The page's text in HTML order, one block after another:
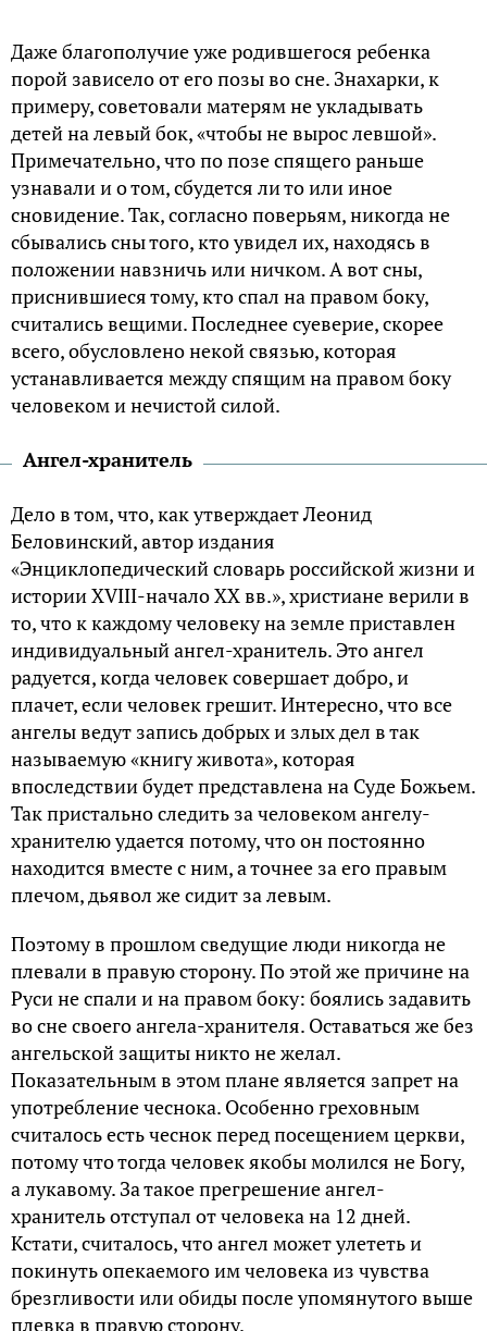
Даже благополучие уже родившегося ребенка
порой зависело от его позы во сне. Знахарки, к
примеру, советовали матерям не укладывать
детей на левый бок, «чтобы не вырос левшой».
Примечательно, что по позе спящего раньше
узнавали и о том, сбудется ли то или иное
сновидение. Так, согласно поверьям, никогда не
сбывались сны того, кто увидел их, находясь в
положении навзничь или ничком. А вот сны,
приснившиеся тому, кто спал на правом боку,
считались вещими. Последнее суеверие, скорее
всего, обусловлено некой связью, которая
устанавливается между спящим на правом боку
человеком и нечистой силой.
Ангел-хранитель
Дело в том, что, как утверждает Леонид
Беловинский, автор издания
«Энциклопедический словарь российской жизни и
истории XVIII-начало XX вв.», христиане верили в
то, что к каждому человеку на земле приставлен
индивидуальный ангел-хранитель. Это ангел
радуется, когда человек совершает добро, и
плачет, если человек грешит. Интересно, что все
ангелы ведут запись добрых и злых дел в так
называемую «книгу живота», которая
впоследствии будет представлена на Суде Божьем.
Так пристально следить за человеком ангелу-
хранителю удается потому, что он постоянно
находится вместе с ним, а точнее за его правым
плечом, дьявол же сидит за левым.
Поэтому в прошлом сведущие люди никогда не
плевали в правую сторону. По этой же причине на
Руси не спали и на правом боку: боялись задавить
во сне своего ангела-хранителя. Оставаться же без
ангельской защиты никто не желал.
Показательным в этом плане является запрет на
употребление чеснока. Особенно греховным
считалось есть чеснок перед посещением церкви,
потому что тогда человек якобы молился не Богу,
а лукавому. За такое прегрешение ангел-
хранитель отступал от человека на 12 дней.
Кстати, считалось, что ангел может улететь и
покинуть опекаемого им человека из чувства
брезгливости или обиды после упомянутого выше
плевка в правую сторону.